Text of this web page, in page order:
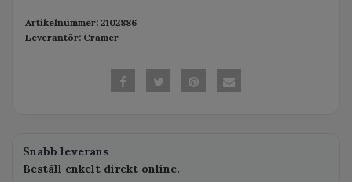
Artikelnummer: 2102886
Leverantör: Cramer
Snabb leverans
Beställ enkelt direkt online.